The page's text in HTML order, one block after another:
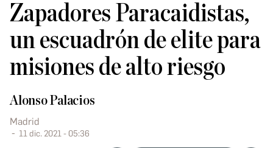
Zapadores Paracaidistas,
un escuadrón de elite para
misiones de alto riesgo
Alonso Palacios
Madrid
11 dic. 2021 - 05:36